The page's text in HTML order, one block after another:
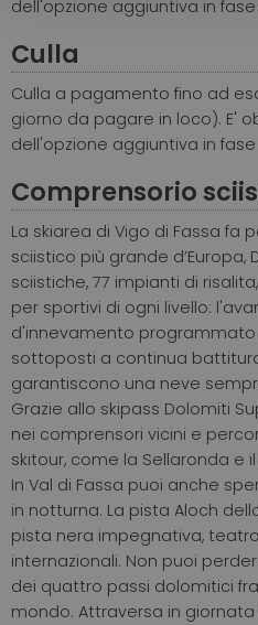
dell'opzione aggiuntiva in
Culla
Culla a pagamento fino ad
giorno da pagare in loco). E'
dell'opzione aggiuntiva in
Comprensorio
La skiarea di Vigo di Fassa fa
sciistico più grande d’Europa,
sciistiche, 77 impianti di
per sportivi di ogni livello:
d'innevamento
sottoposti a continua
garantiscono una neve
Grazie allo skipass Dolomiti
nei comprensori vicini e
skitour, come la Sellaronda e
In Val di Fassa puoi anche
in notturna. La pista Aloch
pista nera impegnativa,
internazionali. Non puoi
dei quattro passi dolomitici
mondo. Attraversa in